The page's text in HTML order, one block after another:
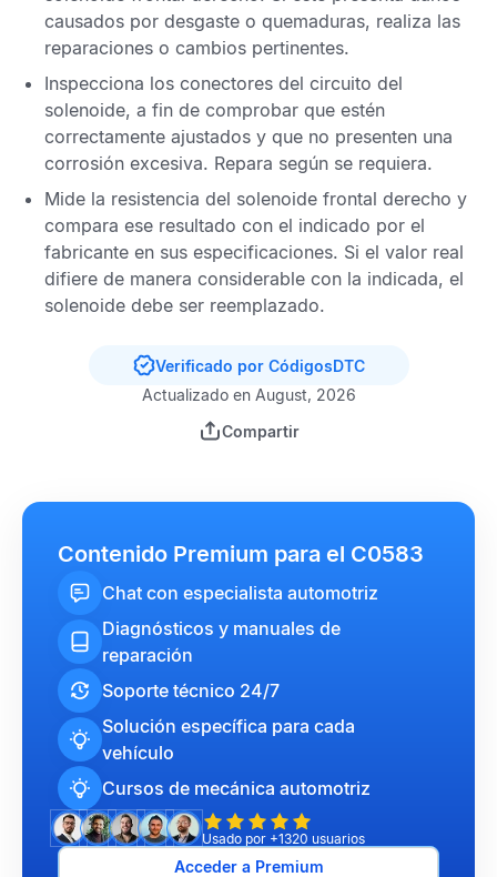
causados por desgaste o quemaduras, realiza las
reparaciones o cambios pertinentes.
Inspecciona los conectores del circuito del
solenoide, a fin de comprobar que estén
correctamente ajustados y que no presenten una
corrosión excesiva. Repara según se requiera.
Mide la resistencia del solenoide frontal derecho y
compara ese resultado con el indicado por el
fabricante en sus especificaciones. Si el valor real
difiere de manera considerable con la indicada, el
solenoide debe ser reemplazado.
Verificado por CódigosDTC
Actualizado en August, 2026
Compartir
Contenido Premium para el C0583
Chat con especialista automotriz
Diagnósticos y manuales de
reparación
Soporte técnico 24/7
Solución específica para cada
vehículo
Cursos de mecánica automotriz
Usado por +1320 usuarios
Acceder a Premium